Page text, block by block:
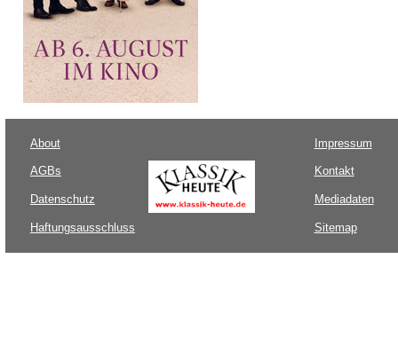
About
AGBs
Datenschutz
Haftungsausschluss
Impressum
Kontakt
Mediadaten
Sitemap